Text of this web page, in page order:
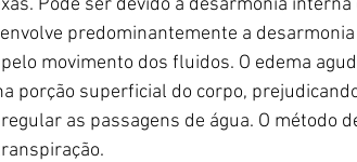
Pode ser devido à desarmonia interna
predominantemente a
movimento dos fluidos. O edema
porção superficial do corpo,
as passagens de água. O método